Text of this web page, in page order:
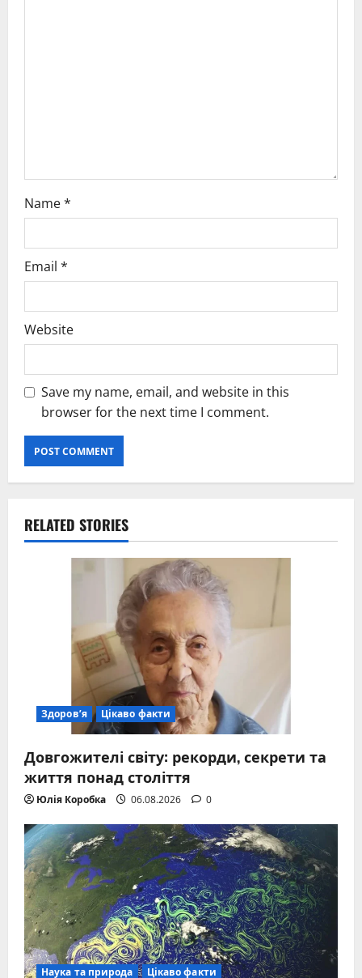
Name*
Email *
Website
Save my name, email, and website in this
browser for the next time I comment.
RELATED STORIES
Здоров’я Цікаво факти
Довгожителі світу: рекорди, секрети та
життя понад століття
Юлія Коробка 06.08.2026 0
Наука та природа Цікаво факти